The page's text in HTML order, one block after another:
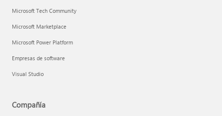
Microsoft Tech Community
Microsoft Marketplace
Microsoft Power Platform
Empresas de software
Visual Studio
Compañía